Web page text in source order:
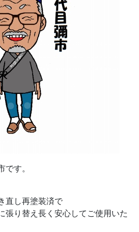
す。
直し再塗装済で
張り替え長く安心してご使用いた